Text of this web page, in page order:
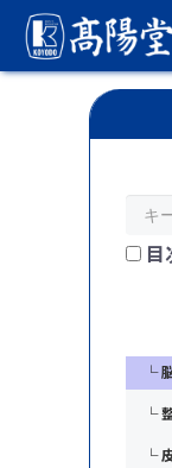
臨
└
└
└
└
└
└
└
└